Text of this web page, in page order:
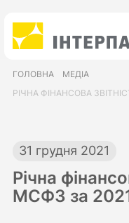
ГОЛОВНА
МЕДІА
РІЧНА ФІНАНСОВА
31 грудня 2021
Річна
МСФЗ за